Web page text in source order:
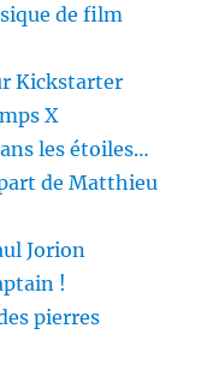
de film
Kickstarter
X
les étoiles…
de Matthieu
Jorion
!
pierres